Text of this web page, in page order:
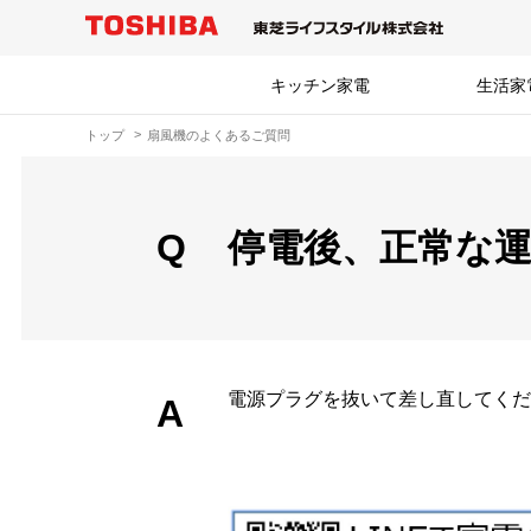
キッチン家電 生活家
トップ 扇風機のよくあるご質問
Q 停電後、正常な
A 電源プラグを抜いて差し直してく